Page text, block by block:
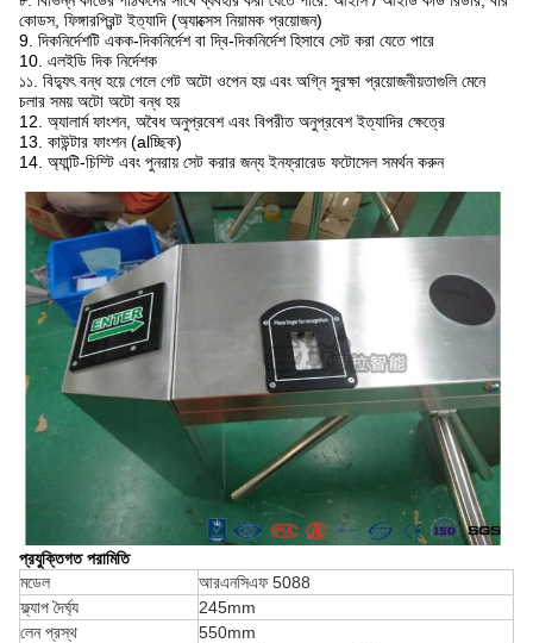
কোডস, ফিঙ্গারপ্রিন্ট ইত্যাদি (অ্যাক্সেস নিয়ামক প্রয়োজন)
9. দিকনির্দেশটি একক-দিকনির্দেশ বা দ্বি-দিকনির্দেশ হিসাবে সেট করা যেতে পারে
10. এলইডি দিক নির্দেশক
১১. বিদ্যুৎ বন্ধ হয়ে গেলে গেট অটো ওপেন হয় এবং অগ্নি সুরক্ষা প্রয়োজনীয়তাগুলি মেনে
চলার সময় অটো অটো বন্ধ হয়
12. অ্যালার্ম ফাংশন, অবৈধ অনুপ্রবেশ এবং বিপরীত অনুপ্রবেশ ইত্যাদির ক্ষেত্রে
13. কাউন্টার ফাংশন (alচ্ছিক)
14. অ্যান্টি-চিম্টি এবং পুনরায় সেট করার জন্য ইনফ্রারেড ফটোসেল সমর্থন করুন
প্রযুক্তিগত পরামিতি
মডেল
আরএনসিএফ 5088
ফ্ল্যাপ দৈর্ঘ্য
245mm
লেন প্রস্থ
550mm